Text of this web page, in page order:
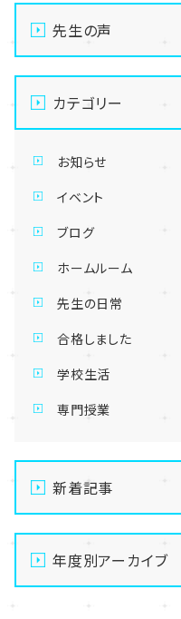
先生の声
カテゴリー
お知らせ
イベント
ブログ
ホームルーム
先生の日常
合格しました
学校生活
専門授業
新着記事
【宇都宮】生徒会夏
【宇都宮】生徒会夏
年度別アーカイブ